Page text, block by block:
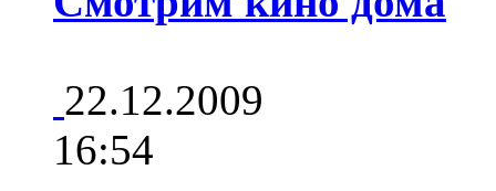
22.12.2009
16:54